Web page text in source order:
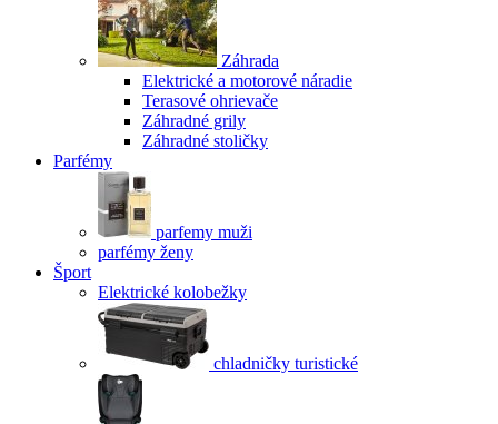
Záhrada
Elektrické a motorové náradie
Terasové ohrievače
Záhradné grily
Záhradné stoličky
Parfémy
parfemy muži
parfémy ženy
Šport
Elektrické kolobežky
chladničky turistické